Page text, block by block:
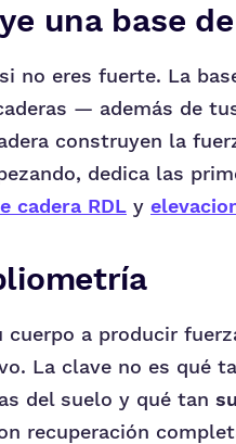
una base
no eres fuerte. La
— además de
construyen la
dedica las
cadera RDL y
a producir
La clave no es qué
del suelo y qué tan
recuperación